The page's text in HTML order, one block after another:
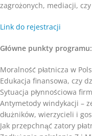
zagrożonych, mediacji,
Link do rejestracji
Główne punkty programu:
Moralność płatnicza w
Edukacja finansowa, czy
Sytuacja płynnościowa
Antymetody windykacji –
dłużników, wierzycieli i
Jak przepchnąć zatory